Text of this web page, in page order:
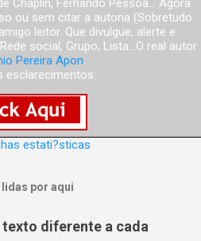
Chaplin, Fernando Pessoa... Agora
ou sem citar a autoria (Sobretudo
leitor. Que divulgue, alerte e
social, Grupo, Lista...O real autor
Pereira Apon.
esclarecimentos:
estati?sticas
lidas por aqui
diferente a cada